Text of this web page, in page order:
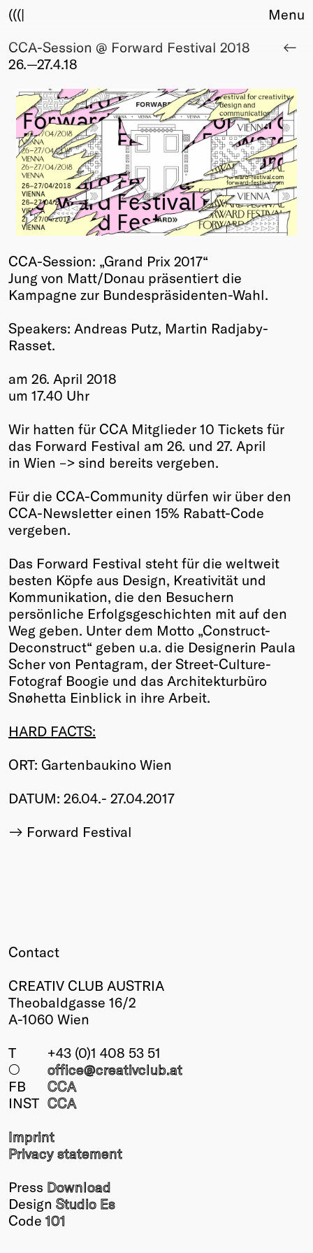
(((|
About
Club
Sponsors
Fair Work
TBD
Events
Upcoming
Past
Membership
Members
Young Creatives
Friends of Creativity
Winners
2026
Annual
Menu
CCA-Session @ Forward Festival 2018
26.—27.4.18
CCA-Session: „Grand Prix 2017“
Jung von Matt/Donau präsentiert die
Kampagne zur Bundespräsidenten-Wahl.
Speakers: Andreas Putz, Martin Radjaby-
Rasset.
am 26. April 2018
um 17.40 Uhr
Wir hatten für CCA Mitglieder 10 Tickets für
das Forward Festival am 26. und 27. April
in Wien –> sind bereits vergeben.
Für die CCA-Community dürfen wir über den
CCA-Newsletter einen 15% Rabatt-Code
vergeben.
Das Forward Festival steht für die weltweit
besten Köpfe aus Design, Kreativität und
Kommunikation, die den Besuchern
persönliche Erfolgsgeschichten mit auf den
Weg geben. Unter dem Motto „Construct-
Deconstruct“ geben u.a. die Designerin Paula
Scher von Pentagram, der Street-Culture-
Fotograf Boogie und das Architekturbüro
Snøhetta Einblick in ihre Arbeit.
HARD FACTS:
ORT: Gartenbaukino Wien
DATUM: 26.04.- 27.04.2017
Forward Festival
Contact
CREATIV CLUB AUSTRIA
Theobaldgasse 16/2
A-1060 Wien
T
+43 (0)1 408 53 51
○
office@creativclub.at
FB
CCA
INST CCA
Imprint
Privacy statement
Press Download
Design Studio Es
Code 101